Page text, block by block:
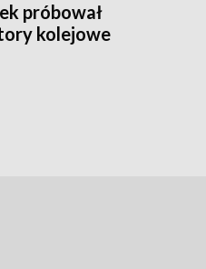
próbował
kolejowe